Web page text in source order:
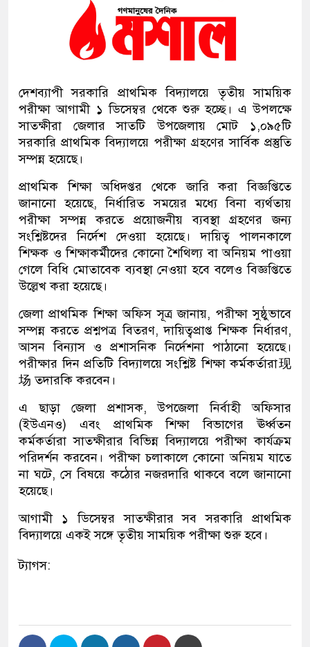
দেশব্যাপী সরকারি প্রাথমিক বিদ্যালয়ে তৃতীয় সাময়িক
পরীক্ষা আগামী ১ ডিসেম্বর থেকে শুরু হচ্ছে। এ উপলক্ষে
সাতক্ষীরা জেলার সাতটি উপজেলায় মোট ১,০৯৫টি
সরকারি প্রাথমিক বিদ্যালয়ে পরীক্ষা গ্রহণের সার্বিক প্রস্তুতি
সম্পন্ন হয়েছে।
প্রাথমিক শিক্ষা অধিদপ্তর থেকে জারি করা বিজ্ঞপ্তিতে
জানানো হয়েছে, নির্ধারিত সময়ের মধ্যে বিনা ব্যর্থতায়
পরীক্ষা সম্পন্ন করতে প্রয়োজনীয় ব্যবস্থা গ্রহণের জন্য
সংশ্লিষ্টদের নির্দেশ দেওয়া হয়েছে। দায়িত্ব পালনকালে
শিক্ষক ও শিক্ষাকর্মীদের কোনো শৈথিল্য বা অনিয়ম পাওয়া
গেলে বিধি মোতাবেক ব্যবস্থা নেওয়া হবে বলেও বিজ্ঞপ্তিতে
উল্লেখ করা হয়েছে।
জেলা প্রাথমিক শিক্ষা অফিস সূত্র জানায়, পরীক্ষা সুষ্ঠুভাবে
সম্পন্ন করতে প্রশ্নপত্র বিতরণ, দায়িত্বপ্রাপ্ত শিক্ষক নির্ধারণ,
আসন বিন্যাস ও প্রশাসনিক নির্দেশনা পাঠানো হয়েছে।
পরীক্ষার দিন প্রতিটি বিদ্যালয়ে সংশ্লিষ্ট শিক্ষা কর্মকর্তারা现
场 তদারকি করবেন।
এ ছাড়া জেলা প্রশাসক, উপজেলা নির্বাহী অফিসার
(ইউএনও) এবং প্রাথমিক শিক্ষা বিভাগের ঊর্ধ্বতন
কর্মকর্তারা সাতক্ষীরার বিভিন্ন বিদ্যালয়ে পরীক্ষা কার্যক্রম
পরিদর্শন করবেন। পরীক্ষা চলাকালে কোনো অনিয়ম যাতে
না ঘটে, সে বিষয়ে কঠোর নজরদারি থাকবে বলে জানানো
হয়েছে।
আগামী ১ ডিসেম্বর সাতক্ষীরার সব সরকারি প্রাথমিক
বিদ্যালয়ে একই সঙ্গে তৃতীয় সাময়িক পরীক্ষা শুরু হবে।
ট্যাগস: